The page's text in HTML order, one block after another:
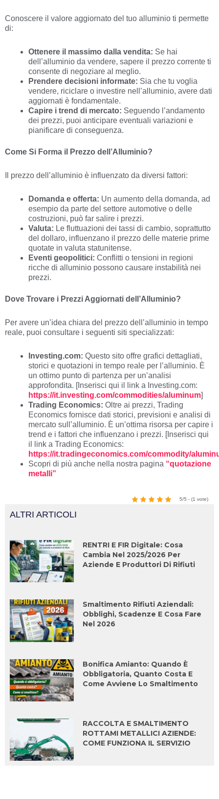
Conoscere il valore aggiornato del tuo alluminio ti permette
di:
Ottenere il massimo dalla vendita: Se hai
dell’alluminio da vendere, sapere il prezzo corrente ti
consente di negoziare al meglio.
Prendere decisioni informate: Sia che tu voglia
vendere, riciclare o investire nell’alluminio, avere dati
aggiornati è fondamentale.
Capire i trend di mercato: Seguendo l’andamento
dei prezzi, puoi anticipare eventuali variazioni e
pianificare di conseguenza.
Come Si Forma il Prezzo dell’Alluminio?
Il prezzo dell’alluminio è influenzato da diversi fattori:
Domanda e offerta: Un aumento della domanda, ad
esempio da parte del settore automotive o delle
costruzioni, può far salire i prezzi.
Valuta: Le fluttuazioni dei tassi di cambio, soprattutto
del dollaro, influenzano il prezzo delle materie prime
quotate in valuta statunitense.
Eventi geopolitici: Conflitti o tensioni in regioni
ricche di alluminio possono causare instabilità nei
prezzi.
Dove Trovare i Prezzi Aggiornati dell’Alluminio?
Per avere un’idea chiara del prezzo dell’alluminio in tempo
reale, puoi consultare i seguenti siti specializzati:
Investing.com: Questo sito offre grafici dettagliati,
storici e quotazioni in tempo reale per l’alluminio. È
un ottimo punto di partenza per un’analisi
approfondita. [Inserisci qui il link a Investing.com:
https://it.investing.com/commodities/aluminum]
Trading Economics: Oltre ai prezzi, Trading
Economics fornisce dati storici, previsioni e analisi di
mercato sull’alluminio. È un’ottima risorsa per capire i
trend e i fattori che influenzano i prezzi. [Inserisci qui
il link a Trading Economics:
https://it.tradingeconomics.com/commodity/
Scopri di più anche nella nostra pagina “quotazione
metalli”
5/5 - (1 vote)
ALTRI ARTICOLI
RENTRI E FIR Digitale: Cosa
Cambia Nel 2025/2026 Per
Aziende E Produttori Di Rifiuti
Smaltimento Rifiuti Aziendali:
Obblighi, Scadenze E Cosa Fare
Nel 2026
Bonifica Amianto: Quando È
Obbligatoria, Quanto Costa E
Come Avviene Lo Smaltimento
RACCOLTA E SMALTIMENTO
ROTTAMI METALLICI AZIENDE:
COME FUNZIONA IL SERVIZIO